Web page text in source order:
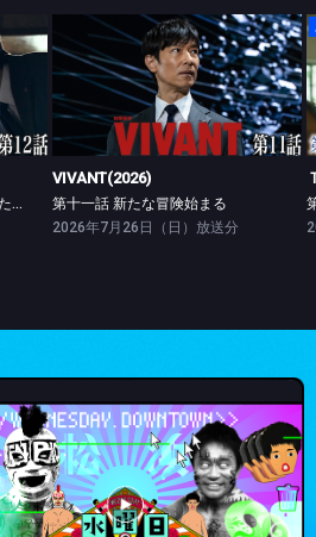
第十二話 陰謀の首謀者判明!?新たな仲間との対峙
VIVANT(2026)
第十一話 新たな冒険始まる
VIVANT(2026)
第十一話 新たな冒険始まる
2026年7月26日（日）放送分